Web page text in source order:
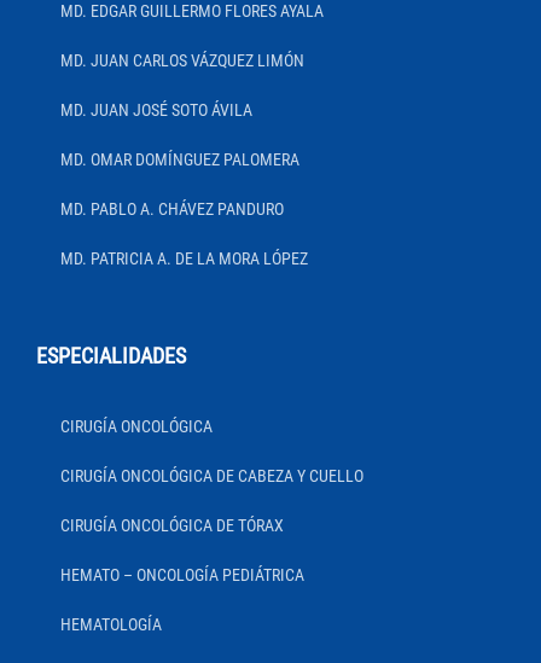
MD. EDGAR GUILLERMO FLORES AYALA
MD. JUAN CARLOS VÁZQUEZ LIMÓN
MD. JUAN JOSÉ SOTO ÁVILA
MD. OMAR DOMÍNGUEZ PALOMERA
MD. PABLO A. CHÁVEZ PANDURO
MD. PATRICIA A. DE LA MORA LÓPEZ
ESPECIALIDADES
CIRUGÍA ONCOLÓGICA
CIRUGÍA ONCOLÓGICA DE CABEZA Y CUELLO
CIRUGÍA ONCOLÓGICA DE TÓRAX
HEMATO – ONCOLOGÍA PEDIÁTRICA
HEMATOLOGÍA